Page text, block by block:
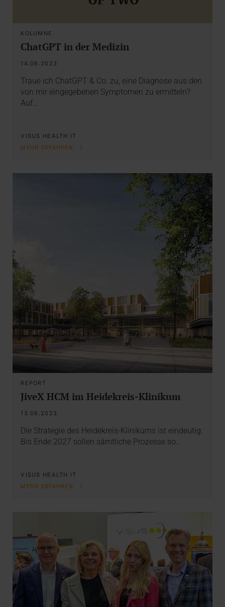
KOLUMNE
ChatGPT in der Medizin
14.06.2023
Traue ich ChatGPT & Co. zu, eine Diagnose aus den
von mir eingegebenen Symptomen zu ermitteln?
Auf…
VISUS HEALTH IT
MEHR ERFAHREN
REPORT
JiveX HCM im Heidekreis-Klinikum
13.06.2023
Die Strategie des Heidekreis-Klinikums ist eindeutig:
Bis Ende 2027 sollen sämtliche Prozesse so…
VISUS HEALTH IT
MEHR ERFAHREN